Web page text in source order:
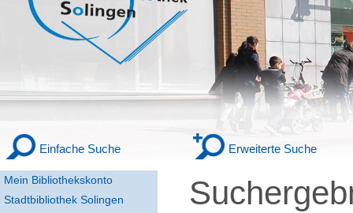
Mein Bibliothekskonto
Stadtbibliothek Solingen
Einfache Suche Erweiterte Suche